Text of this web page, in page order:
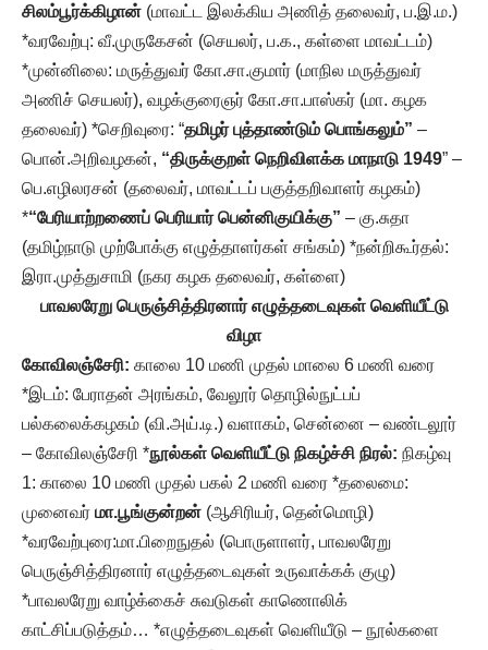
சிலம்பூர்க்கிழான் (மாவட்ட இலக்கிய அணித் தலைவர், ப.இ.ம.)
*வரவேற்பு: வீ.முருகேசன் (செயலர், ப.க., கள்ளை மாவட்டம்)
*முன்னிலை: மருத்துவர் கோ.சா.குமார் (மாநில மருத்துவர்
அணிச் செயலர்), வழக்குரைஞர் கோ.சா.பாஸ்கர் (மா. கழக
தலைவர்) *செறிவுரை: “தமிழர் புத்தாண்டும் பொங்கலும்” –
பொன்.அறிவழகன், “திருக்குறள் நெறிவிளக்க மாநாடு 1949” –
பெ.எழிலரசன் (தலைவர், மாவட்டப் பகுத்தறிவாளர் கழகம்)
*“பேரியாற்றணைப் பெரியார் பென்னிகுயிக்கு” – கு.சுதா
(தமிழ்நாடு முற்போக்கு எழுத்தாளர்கள் சங்கம்) *நன்றிகூர்தல்:
இரா.முத்துசாமி (நகர கழக தலைவர், கள்ளை)
பாவலரேறு பெருஞ்சித்திரனார் எழுத்தடைவுகள் வெளியீட்டு
விழா
கோவிலஞ்சேரி: காலை 10 மணி முதல் மாலை 6 மணி வரை
*இடம்: பேராதன் அரங்கம், வேலூர் தொழில்நுட்பப்
பல்கலைக்கழகம் (வி.அய்.டி.) வளாகம், சென்னை – வண்டலூர்
– கோவிலஞ்சேரி *நூல்கள் வெளியீட்டு நிகழ்ச்சி நிரல்: நிகழ்வு
1: காலை 10 மணி முதல் பகல் 2 மணி வரை *தலைமை:
முனைவர் மா.பூங்குன்றன் (ஆசிரியர், தென்மொழி)
*வரவேற்புரை:மா.பிறைநுதல் (பொருளாளர், பாவலரேறு
பெருஞ்சித்திரனார் எழுத்தடைவுகள் உருவாக்கக் குழு)
*பாவலரேறு வாழ்க்கைச் சுவடுகள் காணொலிக்
காட்சிப்படுத்தம்… *எழுத்தடைவுகள் வெளியீடு – நூல்களை